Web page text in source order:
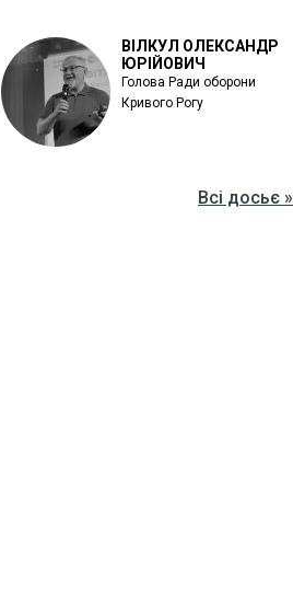
ВІЛКУЛ ОЛЕКСАНДР
ЮРІЙОВИЧ
Голова Ради оборони
Кривого Рогу
Всі досьє »